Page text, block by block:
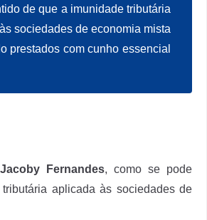
de que a imunidade tributária
sociedades de economia mista
prestados com cunho essencial
Fernandes, como se pode
aplicada às sociedades de